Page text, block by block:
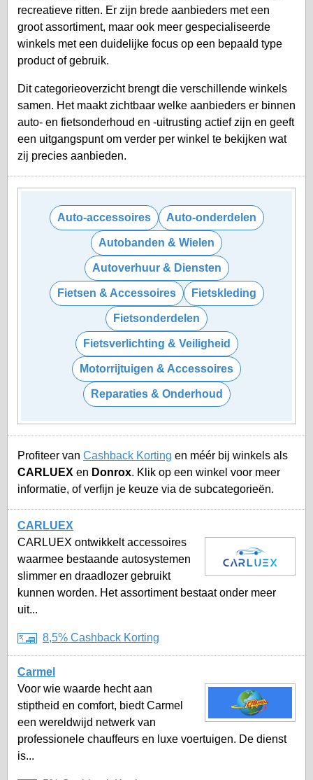
recreatieve ritten. Er zijn brede aanbieders met een
groot assortiment, maar ook meer gespecialiseerde
winkels met een duidelijke focus op een bepaald type
product of gebruik.
Dit categorieoverzicht brengt die verschillende winkels
samen. Het maakt zichtbaar welke aanbieders er binnen
auto- en fietsonderhoud en -uitrusting actief zijn en geeft
een uitgangspunt om verder per winkel te bekijken wat
zij precies aanbieden.
Auto-accessoires Auto-onderdelen
Autobanden & Wielen
Autoverhuur & Diensten
Fietsen & Accessoires Fietskleding
Fietsonderdelen
Fietsverlichting & Veiligheid
Motorrijtuigen & Accessoires
Reparaties & Onderhoud
Profiteer van Cashback Korting en méér bij winkels als
CARLUEX en Donrox. Klik op een winkel voor meer
informatie, of verfijn je keuze via de subcategorieën.
CARLUEX
CARLUEX ontwikkelt accessoires
waarmee bestaande autosystemen
slimmer en draadlozer gebruikt
kunnen worden. Het assortiment bestaat onder meer
uit...
8,5% Cashback Korting
Carmel
Voor wie waarde hecht aan
stiptheid en comfort, biedt Carmel
een wereldwijd netwerk van
professionele chauffeurs en luxe voertuigen. De dienst
is...